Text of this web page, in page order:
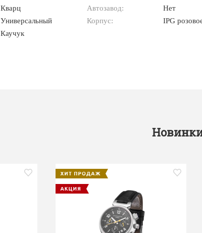
Кварц Автозавод:
Нет
Универсальный Корпус:
IPG
Каучук